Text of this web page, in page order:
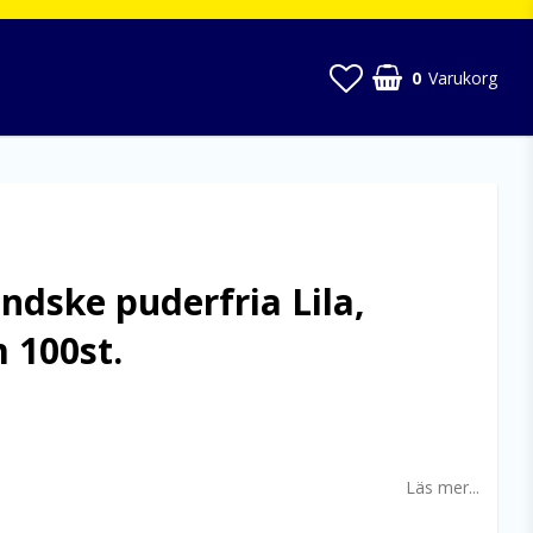
0 Varukorg
puderfria Lila,
100st.
Läs mer...